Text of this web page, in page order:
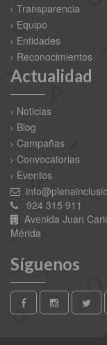
Transparencia
Equipo
Entidades
Reconocimientos
Actualidad
Noticias
Blog
Campañas
Convocatorias
Eventos
924 315 911
Avenida Juan
Mérida
Síguenos